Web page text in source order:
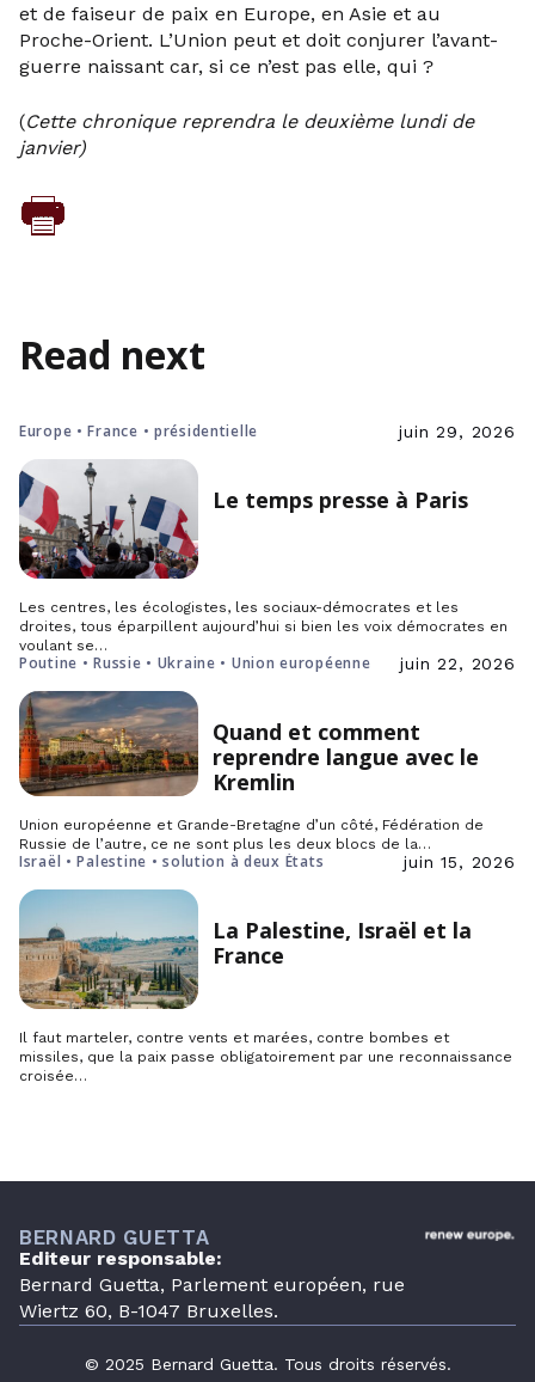
et de faiseur de paix en Europe, en Asie et au
Proche-Orient. L’Union peut et doit conjurer l’avant-
guerre naissant car, si ce n’est pas elle, qui ?
(Cette chronique reprendra le deuxième lundi de
janvier)
Read next
Europe • France • présidentielle juin 29, 2026
Le temps presse à Paris
Les centres, les écologistes, les sociaux-démocrates et les
droites, tous éparpillent aujourd’hui si bien les voix démocrates en
voulant se…
Poutine • Russie • Ukraine • Union européenne juin 22, 2026
Quand et comment
reprendre langue avec le
Kremlin
Union européenne et Grande-Bretagne d’un côté, Fédération de
Russie de l’autre, ce ne sont plus les deux blocs de la…
Israël • Palestine • solution à deux États juin 15, 2026
La Palestine, Israël et la
France
Il faut marteler, contre vents et marées, contre bombes et
missiles, que la paix passe obligatoirement par une reconnaissance
croisée…
BERNARD GUETTA
Editeur responsable:
Bernard Guetta, Parlement européen, rue
Wiertz 60, B-1047 Bruxelles.
© 2025 Bernard Guetta. Tous droits réservés.